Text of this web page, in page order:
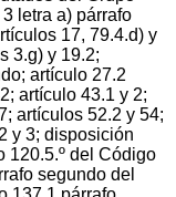
letra a) párrafo
17, 79.4.d) y
3.g) y 19.2;
artículo 27.2
artículo 43.1 y 2;
artículos 52.2 y 54;
y 3; disposición
120.5.º del Código
segundo del